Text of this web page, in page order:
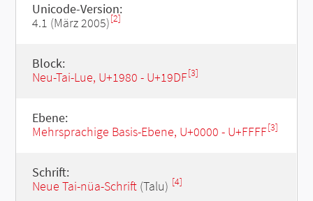
Unicode-Version:
4.1 (März 2005)[2]
Block:
Neu-Tai-Lue, U+1980 - U+19DF[3]
Ebene:
Mehrsprachige Basis-Ebene, U+0000 - U+FFFF[3]
Schrift:
Neue Tai-nüa-Schrift(Talu) [4]